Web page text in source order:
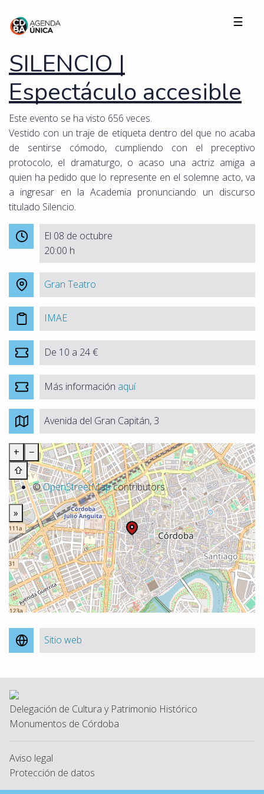
☰
SILENCIO |
Espectáculo accesible
Este evento se ha visto 656 veces.
Vestido con un traje de etiqueta dentro del que no acaba
de sentirse cómodo, cumpliendo con el preceptivo
protocolo, el dramaturgo, o acaso una actriz amiga a
quien ha pedido que lo represente en el solemne acto, va
a ingresar en la Academia pronunciando un discurso
titulado Silencio.
El 08 de octubre
20:00 h
Gran Teatro
IMAE
De 10 a 24 €
Más información aquí
Avenida del Gran Capitán, 3
+
−
⇧
©OpenStreetMapcontributors.
»
Sitio web
Delegación de Cultura y Patrimonio Histórico
Monumentos de Córdoba
Aviso legal
Protección de datos